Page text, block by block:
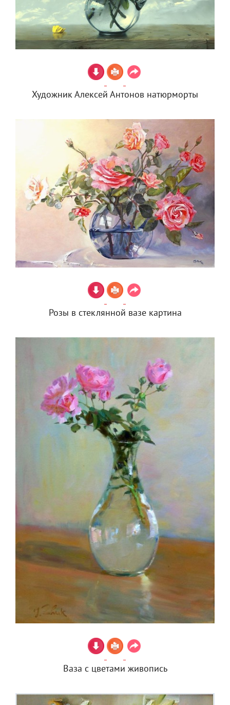
Художник Алексей Антонов натюрморты
Розы в стеклянной вазе картина
Ваза с цветами живопись